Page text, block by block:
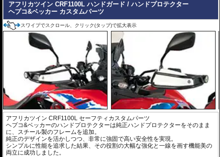
アフリカツイン CRF1100L ハンドガード / ハンドプロテクター
ヘプコ&ベッカー カスタムパーツ
スワイプでスクロール、クリック(タップ)で拡大表示
アフリカツイン CRF1100L セーフティカスタムパーツ
ヘプコ&ベッカーのハンドプロテクターは純正ハンドプロテクターをそのまま
に、スチール製のフレームを追加。
純正のデザインを活かしつつ、非常に強固で高い安全性を実現。
シンプルに性能を追求した結果、その役割の大幅な強化と一線を画す機能美の
両立に成功しました。